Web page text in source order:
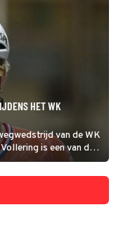
HET WK
van de WK
is een van de
de Belgische